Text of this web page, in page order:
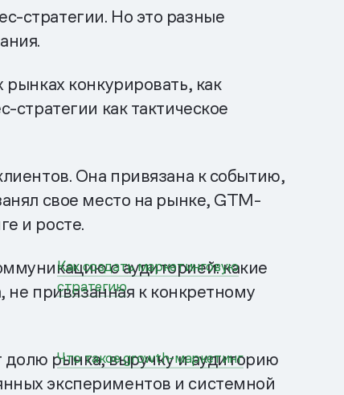
стратегии. Но это разные
конкурировать, как
стратегии как тактическое
Она привязана к событию,
свое место на рынке, GTM-
и росте.
Как создать маркетинговую
стратегию
с аудиторией: какие
не привязанная к конкретному
Что такое growth-маркетинг
рынка, выручку и аудиторию
экспериментов и системной